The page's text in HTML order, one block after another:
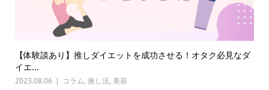
【体験談あり】推しダイエットを成功させる！オタク必見なダ
イエ...
2023.08.06 コラム, 推し活, 美容